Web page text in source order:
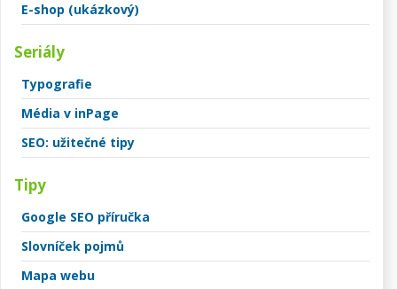
E-shop (ukázkový)
Seriály
Typografie
Média v inPage
SEO: užitečné tipy
Tipy
Google SEO příručka
Slovníček pojmů
Mapa webu